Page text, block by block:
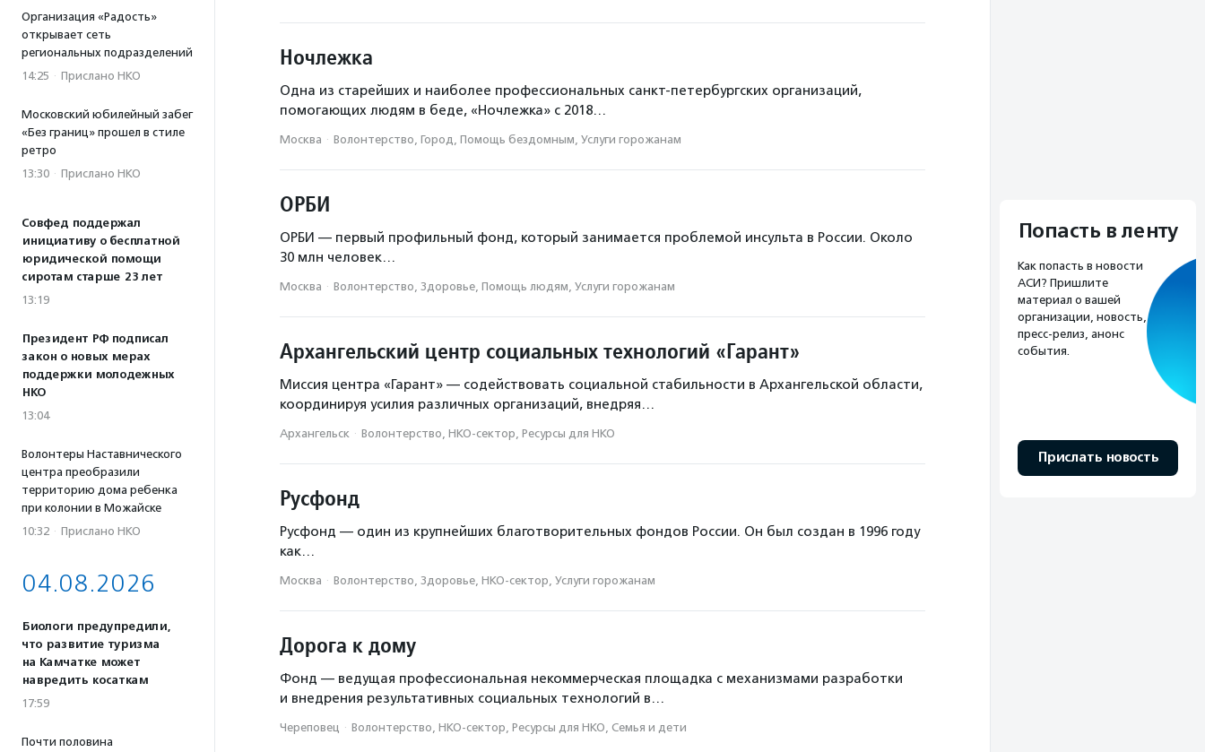
Организация «Радость»
открывает сеть
региональных подразделений
14:25 · Прислано НКО
Московский юбилейный забег
«Без границ» прошел в стиле
ретро
13:30 · Прислано НКО
Совфед поддержал
инициативу о бесплатной
юридической помощи
сиротам старше 23 лет
13:19
Президент РФ подписал
закон о новых мерах
поддержки молодежных
НКО
13:04
Волонтеры Наставнического
центра преобразили
территорию дома ребенка
при колонии в Можайске
10:32 · Прислано НКО
04.08.2026
Биологи предупредили,
что развитие туризма
на Камчатке может
навредить косаткам
17:59
Почти половина
Ночлежка
Одна из старейших и наиболее профессиональных санкт-петербургских организаций,
помогающих людям в беде, «Ночлежка» с 2018…
Москва · Волонтерство, Город, Помощь бездомным, Услуги горожанам
ОРБИ
ОРБИ — первый профильный фонд, который занимается проблемой инсульта в России. Около
30 млн человек…
Москва · Волонтерство, Здоровье, Помощь людям, Услуги горожанам
Архангельский центр социальных технологий «Гарант»
Миссия центра «Гарант» — содействовать социальной стабильности в Архангельской области,
координируя усилия различных организаций, внедряя…
Архангельск · Волонтерство, НКО-сектор, Ресурсы для НКО
Русфонд
Русфонд — один из крупнейших благотворительных фондов России. Он был создан в 1996 году
как…
Москва · Волонтерство, Здоровье, НКО-сектор, Услуги горожанам
Дорога к дому
Фонд — ведущая профессиональная некоммерческая площадка с механизмами разработки
и внедрения результативных социальных технологий в…
Череповец · Волонтерство, НКО-сектор, Ресурсы для НКО, Семья и дети
Попасть в ленту
Как попасть в новости
АСИ? Пришлите
материал о вашей
организации, новость,
пресс-релиз, анонс
события.
Прислать новость